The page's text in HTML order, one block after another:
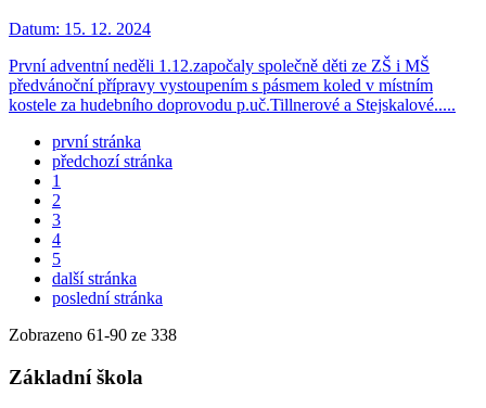
Datum: 15. 12. 2024
První adventní neděli 1.12.započaly společně děti ze ZŠ i MŠ
předvánoční přípravy vystoupením s pásmem koled v místním
kostele za hudebního doprovodu p.uč.Tillnerové a Stejskalové.....
první stránka
předchozí stránka
1
2
3
4
5
další stránka
poslední stránka
Zobrazeno 61-90 ze 338
Základní škola